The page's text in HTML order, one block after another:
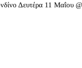
11 Μαΐου @